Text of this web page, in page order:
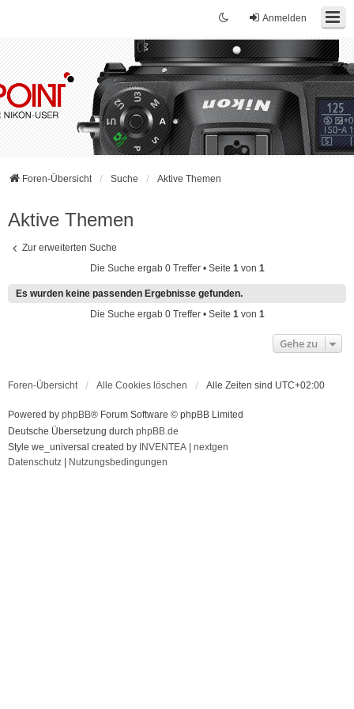
Anmelden
Foren-Übersicht Suche Aktive Themen
Aktive Themen
Zur erweiterten Suche
Die Suche ergab 0 Treffer • Seite 1von 1
Es wurden keine passenden Ergebnisse gefunden.
Die Suche ergab 0 Treffer • Seite 1von 1
Gehe zu
Foren-Übersicht Alle Cookies löschen Alle Zeiten sind UTC+02:00
Powered by phpBB® Forum Software © phpBB Limited
Deutsche Übersetzung durch phpBB.de
Style we_universal created by INVENTEA
nextgen
Datenschutz
Nutzungsbedingungen